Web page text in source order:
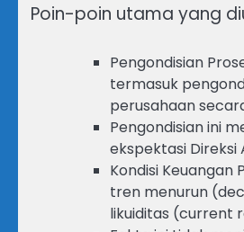
Poin-poin utama yang
Pengondisian
termasuk
perusahaan
Pengondisian ini
ekspektasi Direksi
Kondisi Keuangan
tren menurun
likuiditas (current